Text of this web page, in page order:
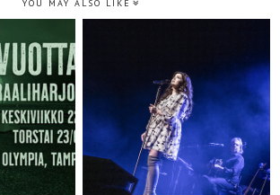
YOU MAY ALSO LIKE